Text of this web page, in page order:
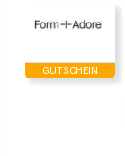
GUTSCHEIN